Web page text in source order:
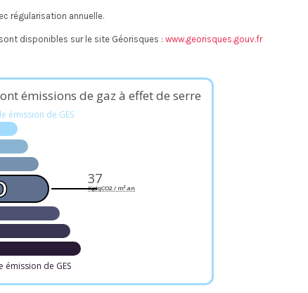
régularisation annuelle.
disponibles sur le site Géorisques : www.georisques.gouv.fr
émissions de gaz à effet de serre
émission de GES
émission de GES
37
KgéqCO2 / m².an